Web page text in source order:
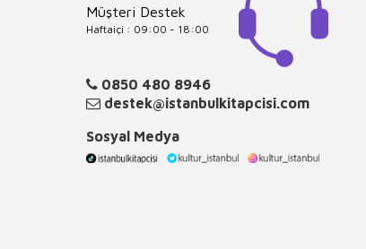
Müşteri Destek
Haftaiçi : 09:00 - 18:00
0850 480 8946
destek@istanbulkitapcisi.com
Sosyal Medya